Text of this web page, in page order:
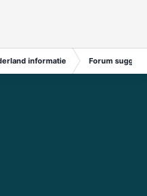
informatie Forum